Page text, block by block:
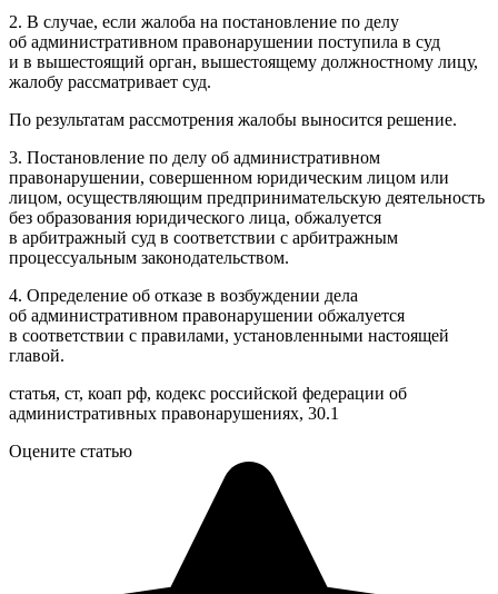
2. В случае, если жалоба на постановление по делу
об административном правонарушении поступила в суд
и в вышестоящий орган, вышестоящему должностному лицу,
жалобу рассматривает суд.
По результатам рассмотрения жалобы выносится решение.
3. Постановление по делу об административном
правонарушении, совершенном юридическим лицом или
лицом, осуществляющим предпринимательскую деятельность
без образования юридического лица, обжалуется
в арбитражный суд в соответствии с арбитражным
процессуальным законодательством.
4. Определение об отказе в возбуждении дела
об административном правонарушении обжалуется
в соответствии с правилами, установленными настоящей
главой.
статья, ст, коап рф, кодекс российской федерации об
административных правонарушениях, 30.1
Оцените статью